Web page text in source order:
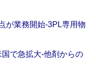
が業務開始‐3PL専用物
で急拡大‐他剤からの